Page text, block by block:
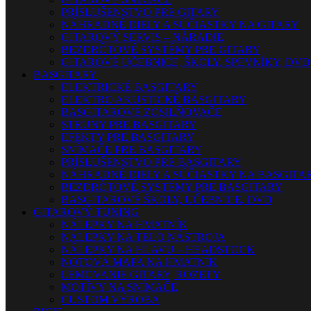
PRÍSLUŠENSTVO PRE GITARY
NÁHRADNÉ DIELY A SÚČIASTKY NA GITARY
GITAROVÝ SERVIS – NÁRADIE
BEZDRÔTOVÉ SYSTÉMY PRE GITARY
GITAROVÉ UČEBNICE, ŠKOLY, SPEVNÍKY, DVD
BASGITARY
ELEKTRICKÉ BASGITARY
ELEKTRO AKUSTICKÉ BASGITARY
BASGITAROVÉ ZOSILŇOVAČE
STRUNY PRE BASGITARY
EFEKTY PRE BASGITARY
SNÍMAČE PRE BASGITARY
PRÍSLUŠENSTVO PRE BASGITARY
NÁHRADNÉ DIELY A SÚČIASTKY NA
BEZDRÔTOVÉ SYSTÉMY PRE BASGITARY
BASGITAROVÉ ŠKOLY, UČEBNICE, DVD
GITAROVÝ TUNING
NÁLEPKY NA HMATNÍK
NÁLEPKY NA TELO NÁSTROJA
NÁLEPKY NA HLAVU – HEADSTOCK
NOTOVÁ MAPA NA HMATNÍK
LEMOVANIE GITARY, ROZETY
MOTÍVY NA SNÍMAČE
CUSTOM VÝROBA